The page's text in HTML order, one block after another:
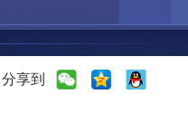
分享到